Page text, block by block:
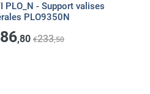
PLO_N - Support valises
PLO9350N
,80 €233,50